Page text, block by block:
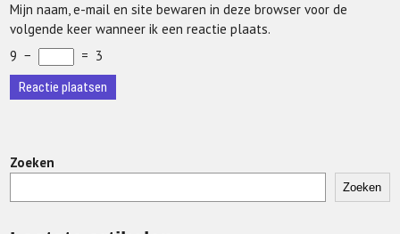
Mijn naam, e-mail en site bewaren in deze browser voor de
volgende keer wanneer ik een reactie plaats.
9 − = 3
Zoeken
Zoeken